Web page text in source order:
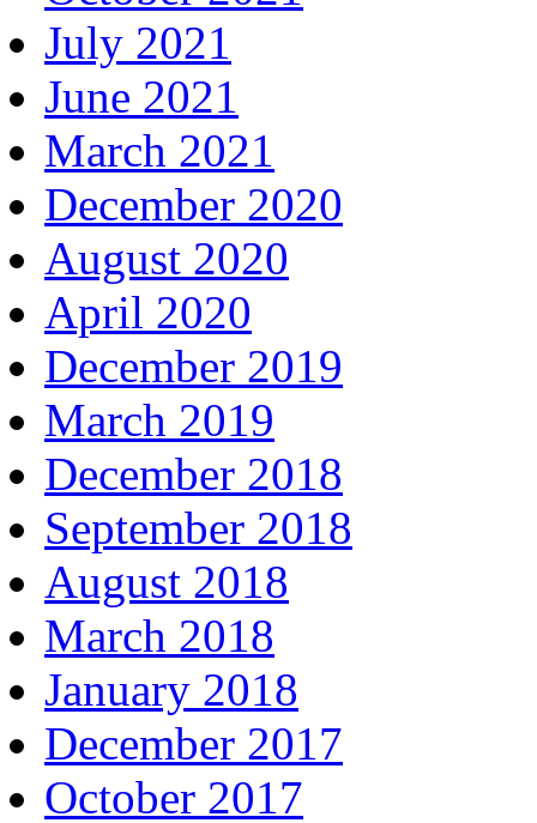
July 2021
June 2021
March 2021
December 2020
August 2020
April 2020
December 2019
March 2019
December 2018
September 2018
August 2018
March 2018
January 2018
December 2017
October 2017